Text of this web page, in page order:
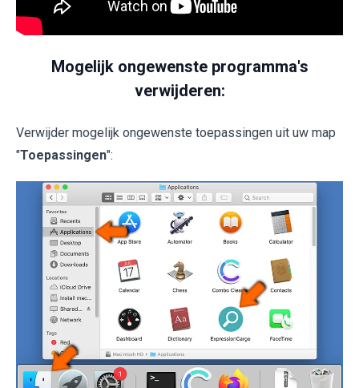
Mogelijk ongewenste programma's
verwijderen:
Verwijder mogelijk ongewenste toepassingen uit uw map
"Toepassingen":